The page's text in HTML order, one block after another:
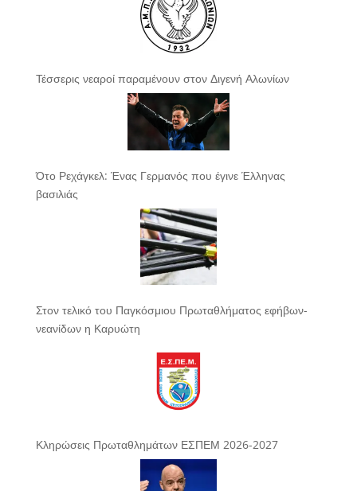
Τέσσερις νεαροί παραμένουν στον Διγενή Αλωνίων
Ότο Ρεχάγκελ: Ένας Γερμανός που έγινε Έλληνας
βασιλιάς
Στον τελικό του Παγκόσμιου Πρωταθλήματος εφήβων-
νεανίδων η Καρυώτη
Κληρώσεις Πρωταθλημάτων ΕΣΠΕΜ 2026-2027